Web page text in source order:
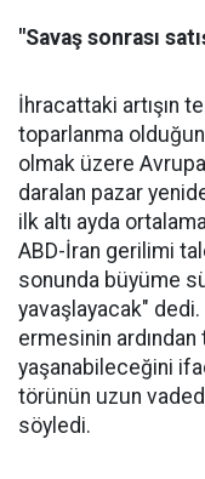
"Savaş sonrası
İhracattaki artışın
topar­lanma
olmak üzere
daralan pazar
ilk altı ayda
ABD-İran geri­limi
sonunda büyüme
yavaşlayacak"
ermesinin
yaşanabileceğini
törünün uzun
söyledi.